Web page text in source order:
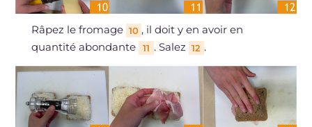
Râpez le fromage 10 , il doit y en avoir en
quantité abondante
11 . Salez 12 .